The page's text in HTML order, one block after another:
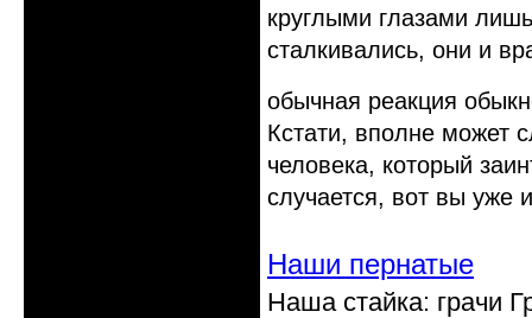
круглыми глазами
сталкивались, они и
обычная реакция
Кстати, вполне может
человека, который
случается, вот вы уже
Наши пернатые
Наша стайка: грачи